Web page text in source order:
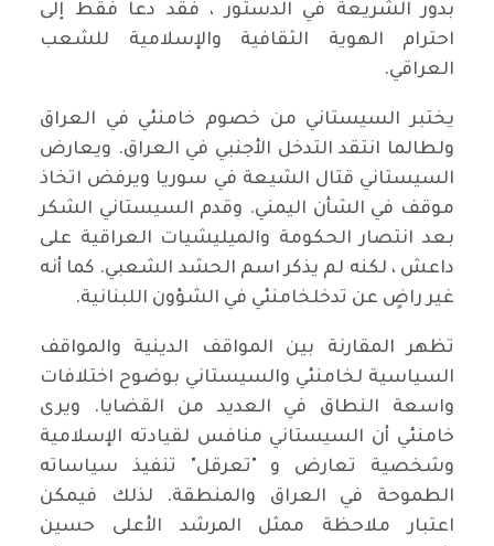
بدور الشريعة في الدستور ، فقد دعا فقط إلى
احترام الهوية الثقافية والإسلامية للشعب
العراقي.
يختبر السيستاني من خصوم خامنئي في العراق
ولطالما انتقد التدخل الأجنبي في العراق. ويعارض
السيستاني قتال الشيعة في سوريا ويرفض اتخاذ
موقف في الشأن اليمني. وقدم السيستاني الشكر
بعد انتصار الحكومة والميليشيات العراقية على
داعش ، لكنه لم يذكر اسم الحشد الشعبي. كما أنه
غير راضٍ عن تدخلخامنئي في الشؤون اللبنانية.
تظهر المقارنة بين المواقف الدينية والمواقف
السياسية لخامنئي والسيستاني بوضوح اختلافات
واسعة النطاق في العديد من القضايا. ويرى
خامنئي أن السيستاني منافس لقيادته الإسلامية
وشخصية تعارض و "تعرقل" تنفيذ سياساته
الطموحة في العراق والمنطقة. لذلك فيمكن
اعتبار ملاحظة ممثل المرشد الأعلى حسين